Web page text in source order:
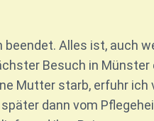
beendet. Alles ist, auch
Besuch in
Mutter starb, erfuhr ich
dann vom